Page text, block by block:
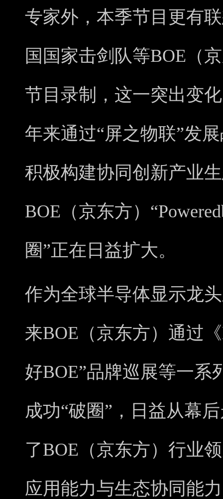
专家外，本季节目更有
国国家击剑队等BOE（
节目录制，这一突出变
年来通过“屏之物联”发
积极构建协同创新产业
BOE（京东方）
圈”正在日益扩大。
作为全球半导体显示龙
来BOE（京东方）通过
好BOE”品牌巡展等一系
成功“破圈”，日益从幕
了BOE（京东方）行业
应用能力与生态协同能